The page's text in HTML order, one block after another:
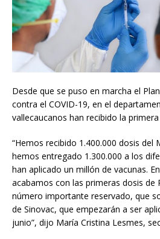
Desde que se puso en marcha el
contra el COVID-19, en el
vallecaucanos han recibido la
“Hemos recibido 1.400.000 dosis del
hemos entregado 1.300.000 a los
han aplicado un millón de vacunas.
acabamos con las primeras dosis de
número importante reservado, que
de Sinovac, que empezarán a ser
junio”, dijo María Cristina Lesmes,